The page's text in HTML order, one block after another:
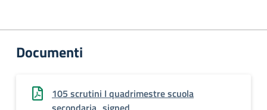
Documenti
105 scrutini I quadrimestre scuola